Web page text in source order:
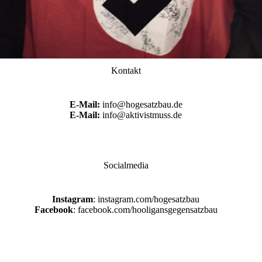
Kontakt
E-Mail: info@hogesatzbau.de
E-Mail: info@aktivistmuss.de
Socialmedia
Instagram: instagram.com/hogesatzbau
Facebook: facebook.com/hooligansgegensatzbau